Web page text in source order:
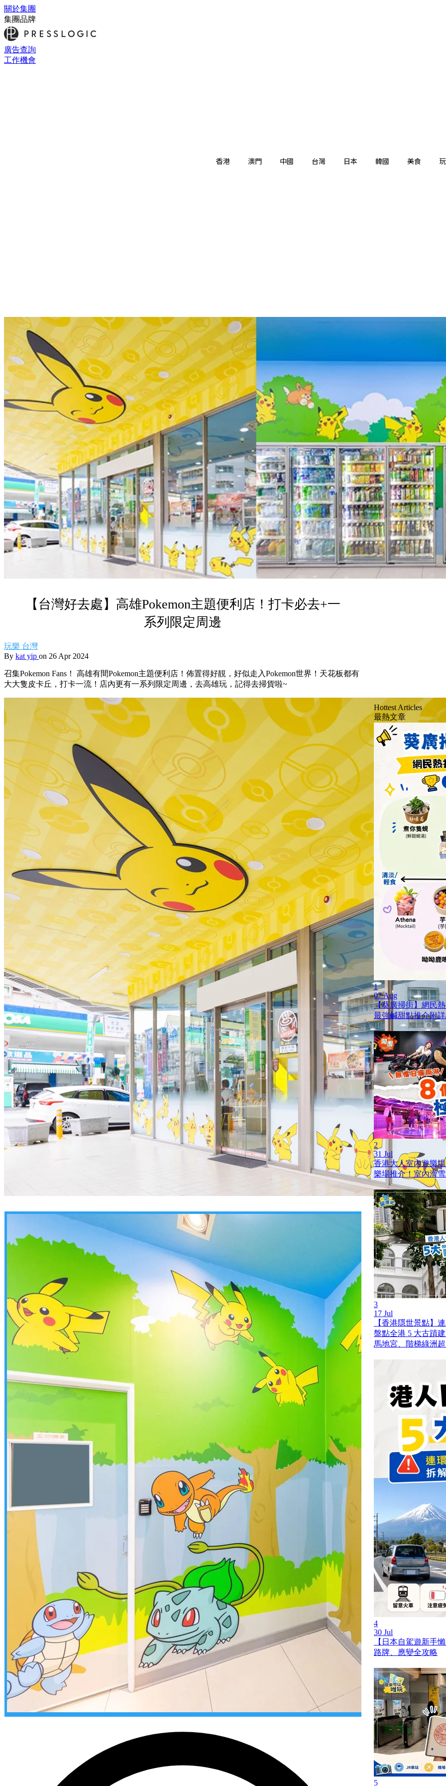
關於集團
集團品牌
廣告查詢
工作機會
香港 澳門 中國 台灣 日本 韓國 美食
【台灣好去處】高雄Pokemon主題便利店！打卡必去+一
系列限定周邊
玩樂 台灣
By kat yip on 26 Apr 2024
召集Pokemon Fans！ 高雄有間Pokemon主題便利店！佈置得好靚，好似走入Pokemon世界！天花板都有
大大隻皮卡丘，打卡一流！店內更有一系列限定周邊，去高雄玩，記得去掃貨啦~
Hottest Articles
最熱文章
1
07 Aug
【葵廣掃街】網民
最強鹹甜點推介附
2
31 Jul
香港大人室內遊樂
樂場推介！室內滑
3
17 Jul
【香港隱世景點】
盤點全港 5 大古蹟
馬地宮、階梯綠洲
4
30 Jul
【日本自駕遊新手
路牌、應變全攻略
5